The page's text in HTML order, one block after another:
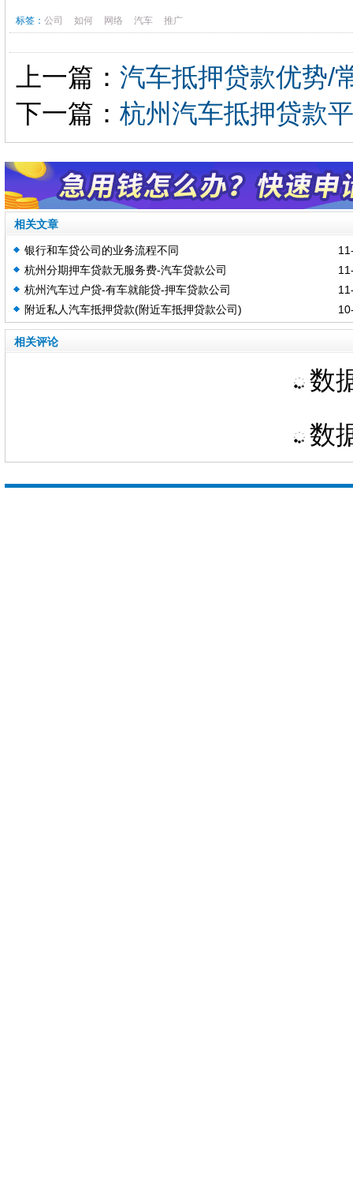
标签： 公司 如何 网络 汽车 推广
上一篇： 汽车抵押贷款优势/
下一篇： 杭州汽车抵押贷款
相关文章
银行和车贷公司的业务流程不同
杭州分期押车贷款无服务费-汽车贷款公司
杭州汽车过户贷-有车就能贷-押车贷款公司
附近私人汽车抵押贷款(附近车抵押贷款公司)
相关评论
数
数